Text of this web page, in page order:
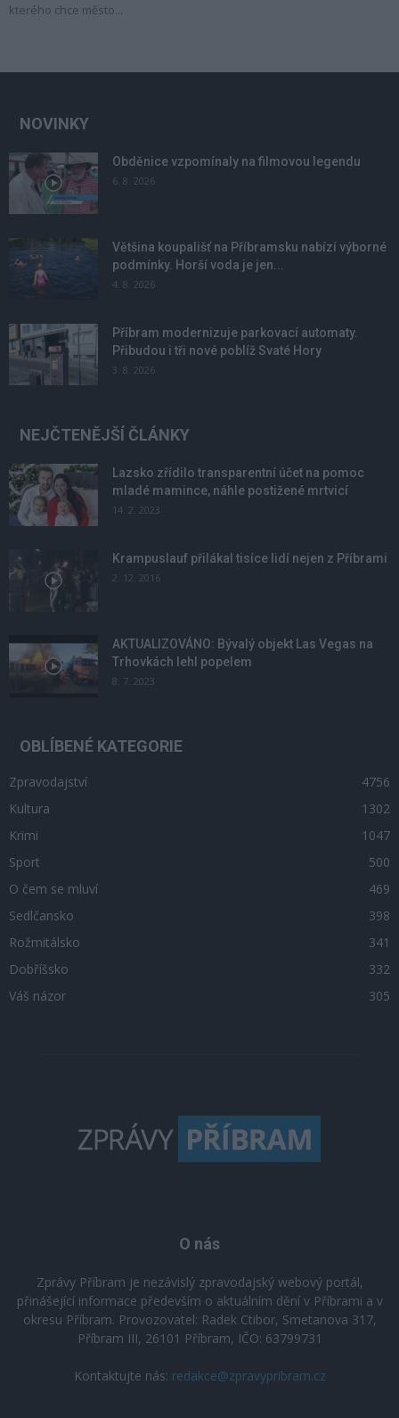
kterého chce město...
NOVINKY
Obděnice vzpomínaly na filmovou legendu
6. 8. 2026
Většina koupališť na Příbramsku nabízí výborné
podmínky. Horší voda je jen...
4. 8. 2026
Příbram modernizuje parkovací automaty.
Přibudou i tři nové poblíž Svaté Hory
3. 8. 2026
NEJČTENĚJŠÍ ČLÁNKY
Lazsko zřídilo transparentní účet na pomoc
mladé mamince, náhle postižené mrtvicí
14. 2. 2023
Krampuslauf přilákal tisíce lidí nejen z Příbrami
2. 12. 2016
AKTUALIZOVÁNO: Bývalý objekt Las Vegas na
Trhovkách lehl popelem
8. 7. 2023
OBLÍBENÉ KATEGORIE
Zpravodajství
4756
Kultura
1302
Krimi
1047
Sport
500
O čem se mluví
469
Sedlčansko
398
Rožmitálsko
341
Dobříšsko
332
Váš názor
305
O nás
Zprávy Příbram je nezávislý zpravodajský webový portál,
přinášející informace především o aktuálním dění v Příbrami a v
okresu Příbram. Provozovatel: Radek Ctibor, Smetanova 317,
Příbram III, 26101 Příbram, IČO: 63799731
Kontaktujte nás: redakce@zpravypribram.cz